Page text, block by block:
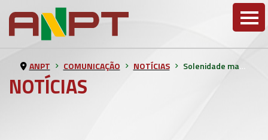
NOTÍCIAS
ANPT COMUNICAÇÃO NOTÍCIAS Solenidade marca a unificação do Plan-Assiste e a implantação das Diretorias Regionais